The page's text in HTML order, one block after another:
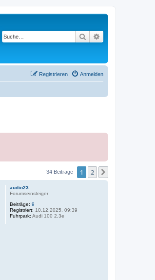
Suche
Suchen
Anmelden
Registrieren
34 Beiträge 1 2
audio23
Forumseinsteiger
Beiträge: 9
Registriert: 10.12.2025, 09:39
Fuhrpark: Audi 100 2,3e